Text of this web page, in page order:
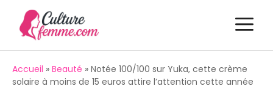
contenu
Accueil » Beauté » Notée 100/100 sur Yuka, cette crème
solaire à moins de 15 euros attire l’attention cette année